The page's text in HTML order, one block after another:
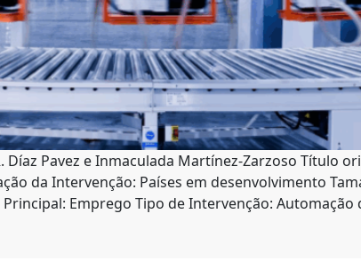
Díaz Pavez e Inmaculada Martínez-Zarzoso Título
da Intervenção: Países em desenvolvimento
Emprego Tipo de Intervenção: Automação